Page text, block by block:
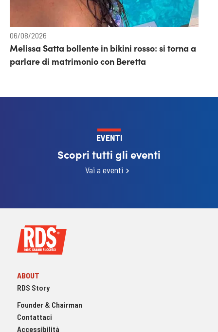
06/08/2026
Melissa Satta bollente in bikini rosso: si torna a
parlare di matrimonio con Beretta
EVENTI
Scopri tutti gli eventi
Vai a eventi
ABOUT
RDS Story
Founder & Chairman
Contattaci
Accessibilità